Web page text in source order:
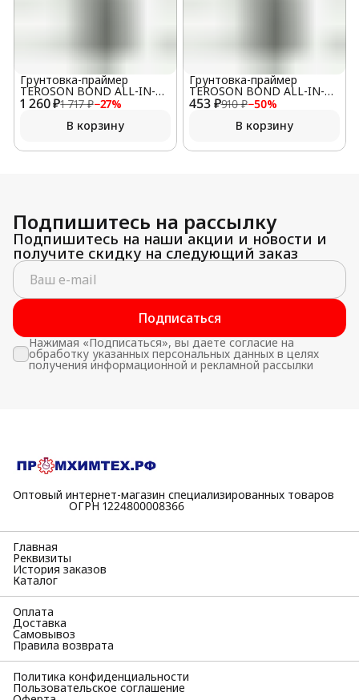
1 260 ₽1 717 ₽−27%
Грунтовка-праймер
TEROSON BOND ALL-IN-
ONE-PRIMER (PU 8519P) 25
мл
В корзину
453 ₽910 ₽−50%
Грунтовка-праймер
TEROSON BOND ALL-IN-
ONE-PRIMER (PU 8519P) 10
мл
В корзину
Подпишитесь на рассылку
Подпишитесь на наши акции и новости и
получите скидку на следующий заказ
Подписаться
Нажимая «Подписаться», вы даете согласие на
обработку указанных персональных данных в целях
получения информационной и рекламной рассылки
Оптовый интернет-магазин специализированных товаров
⠀⠀⠀⠀⠀⠀⠀ОГРН 1224800008366
Главная
Реквизиты
История заказов
Каталог
Оплата
Доставка
Самовывоз
Правила возврата
Политика конфиденциальности
Пользовательское соглашение